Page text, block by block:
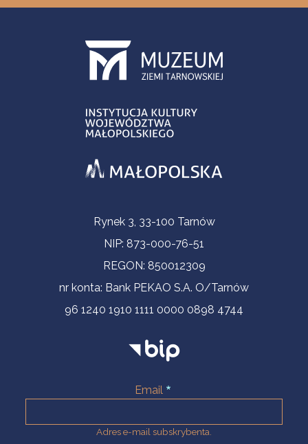
Informacje kontaktoweRynek 3, 33-100 Tarnów
NIP: 873-000-76-51
REGON: 850012309
nr konta: Bank PEKAO S.A. O/Tarnów
96 1240 1910 1111 0000 0898 4744
Email
Adres e-mail subskrybenta.